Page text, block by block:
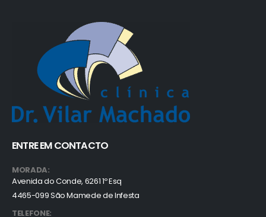
ENTRE EM CONTACTO
MORADA:
Avenida do Conde, 6261 1º Esq
4465-099 São Mamede de Infesta
TELEFONE: